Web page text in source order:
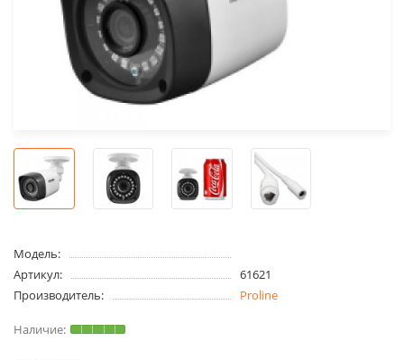
Модель:
Артикул:
61621
Производитель:
Proline